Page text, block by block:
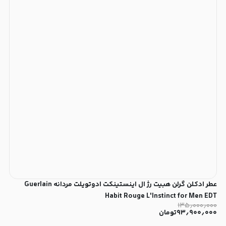
عطر ادکلن گرلن هبیت رژ ال اینستینکت ادوتویلت مردانه Guerlain
Habit Rouge L'Instinct for Men EDT
۱۳۵٫۰۰۰٫۰۰۰
۹۳٫۹۰۰٫۰۰۰تومان